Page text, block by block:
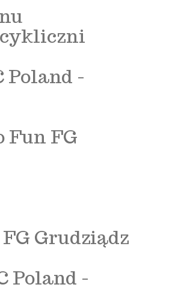
Poland -
Fun FG
Grudziądz
Poland -